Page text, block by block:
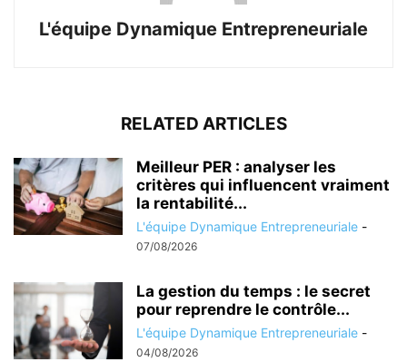
L'équipe Dynamique Entrepreneuriale
RELATED ARTICLES
Meilleur PER : analyser les
critères qui influencent vraiment
la rentabilité...
L'équipe Dynamique Entrepreneuriale -
07/08/2026
La gestion du temps : le secret
pour reprendre le contrôle...
L'équipe Dynamique Entrepreneuriale -
04/08/2026